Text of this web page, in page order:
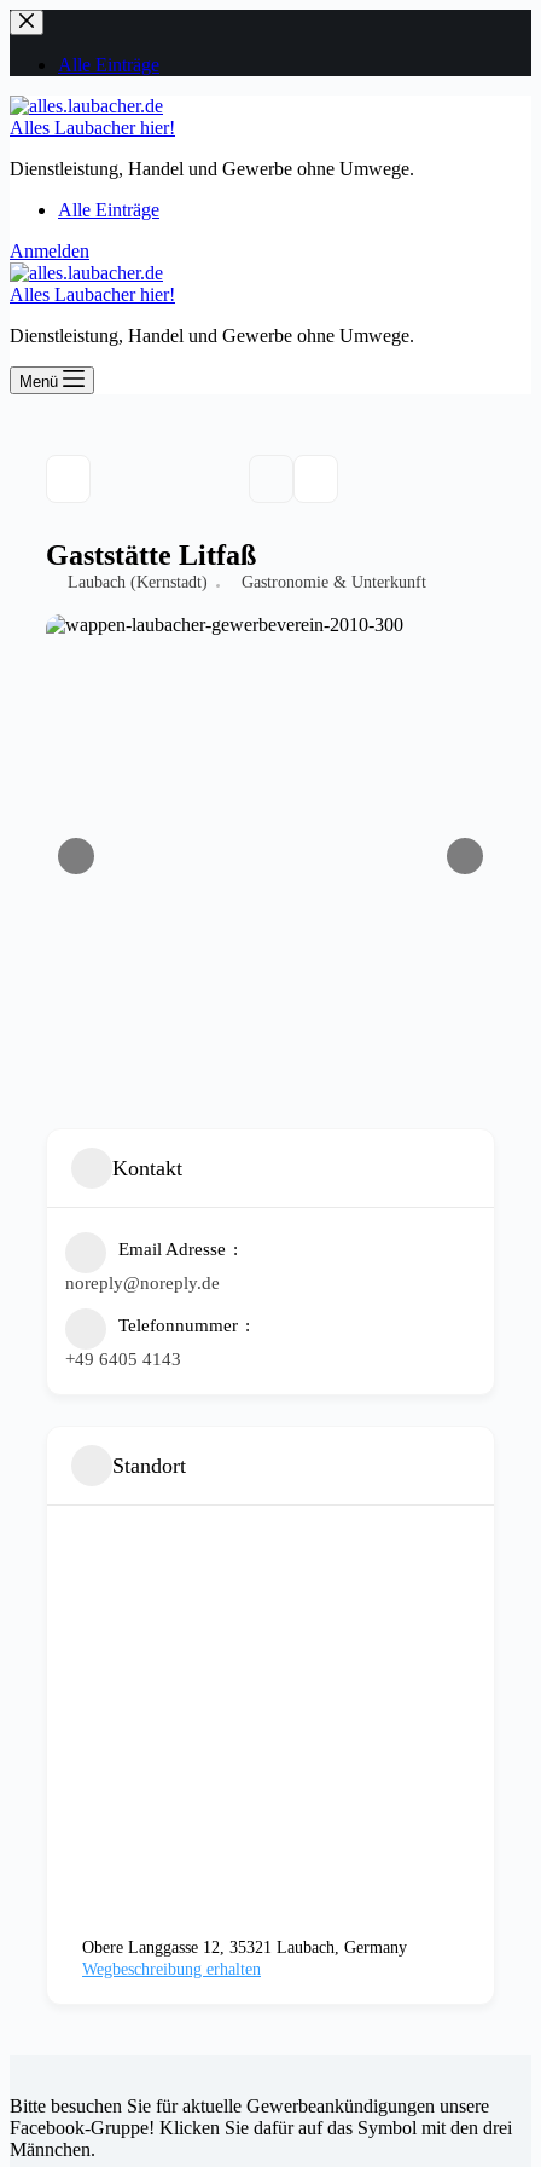
Zum
Inhalt
springenAlle Einträge
Alles Laubacher hier!
Dienstleistung, Handel und Gewerbe ohne Umwege.
Alle Einträge
Anmelden
Alles Laubacher hier!
Dienstleistung, Handel und Gewerbe ohne Umwege.
Menü
Gaststätte Litfaß
Laubach (Kernstadt) Gastronomie & Unterkunft
Kontakt
Email Adresse
noreply@noreply.de
Telefonnummer
+49 6405 4143
Standort
Obere Langgasse 12, 35321 Laubach, Germany
Wegbeschreibung erhalten
Bitte besuchen Sie für aktuelle Gewerbeankündigungen unsere
Facebook-Gruppe! Klicken Sie dafür auf das Symbol mit den drei
Männchen.